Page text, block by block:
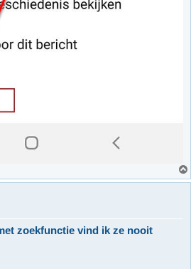
zoekfunctie vind ik ze nooit